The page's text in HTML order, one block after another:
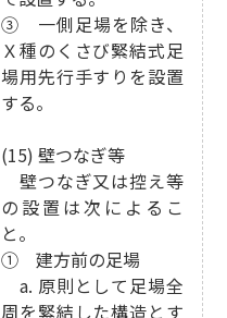
③ 一側足場を除き、
Ｘ種のくさび緊結式足
場用先行手すりを設置
する。
(15) 壁つなぎ等
壁つなぎ又は控え等
の設置は次によるこ
と。
① 建方前の足場
a. 原則として足場全
周を緊結した構造とす